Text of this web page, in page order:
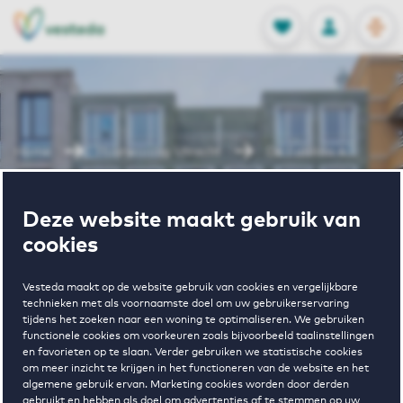
Deze website maakt gebruik van
cookies
Vesteda maakt op de website gebruik van cookies en vergelijkbare
technieken met als voornaamste doel om uw gebruikerservaring
tijdens het zoeken naar een woning te optimaliseren. We gebruiken
functionele cookies om voorkeuren zoals bijvoorbeeld taalinstellingen
en favorieten op te slaan. Verder gebruiken we statistische cookies
om meer inzicht te krijgen in het functioneren van de website en het
algemene gebruik ervan. Marketing cookies worden door derden
FAVORIETEN
Opgeslagen
INLOGGEN
NL
EN
Wonen in De
Fabiola 4